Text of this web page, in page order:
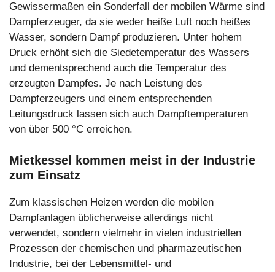
Gewissermaßen ein Sonderfall der mobilen Wärme sind
Dampferzeuger, da sie weder heiße Luft noch heißes
Wasser, sondern Dampf produzieren. Unter hohem
Druck erhöht sich die Siedetemperatur des Wassers
und dementsprechend auch die Temperatur des
erzeugten Dampfes. Je nach Leistung des
Dampferzeugers und einem entsprechenden
Leitungsdruck lassen sich auch Dampftemperaturen
von über 500 °C erreichen.
Mietkessel kommen meist in der Industrie
zum Einsatz
Zum klassischen Heizen werden die mobilen
Dampfanlagen üblicherweise allerdings nicht
verwendet, sondern vielmehr in vielen industriellen
Prozessen der chemischen und pharmazeutischen
Industrie, bei der Lebensmittel- und